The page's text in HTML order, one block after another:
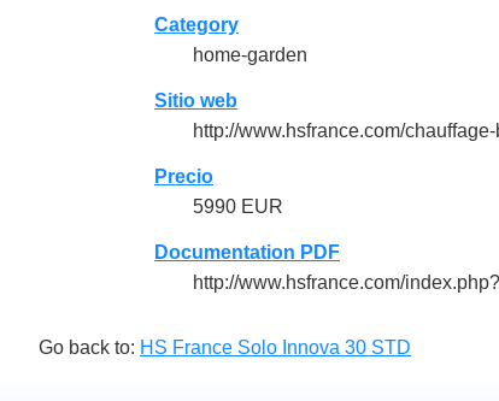
Category
home-garden
Sitio web
http://www.hsfrance.com/
Precio
5990 EUR
Documentation PDF
http://www.hsfrance.com/
Go back to: HS France Solo Innova 30 STD